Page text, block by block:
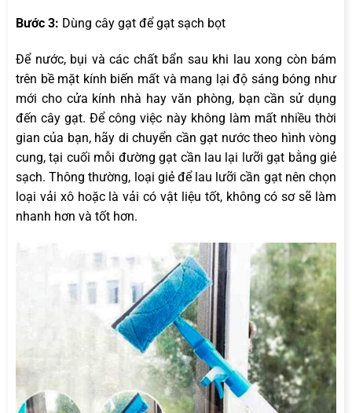
Bước 3: Dùng cây gạt để gạt sạch bọt
Để nước, bụi và các chất bẩn sau khi lau xong còn bám
trên bề mặt kính biến mất và mang lại độ sáng bóng như
mới cho cửa kính nhà hay văn phòng, bạn cần sử dụng
đến cây gạt. Để công việc này không làm mất nhiều thời
gian của bạn, hãy di chuyển cần gạt nước theo hình vòng
cung, tại cuối mỗi đường gạt cần lau lại lưỡi gạt bằng giẻ
sạch. Thông thường, loại giẻ để lau lưỡi cần gạt nên chọn
loại vải xô hoặc là vải có vật liệu tốt, không có sơ sẽ làm
nhanh hơn và tốt hơn.